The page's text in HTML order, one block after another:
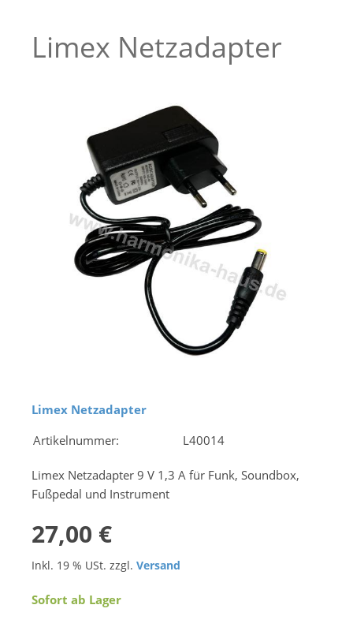
Limex Netzadapter
Limex Netzadapter
Artikelnummer:
L40014
Limex Netzadapter 9 V 1,3 A für Funk, Soundbox,
Fußpedal und Instrument
27,00 €
Inkl. 19 % USt. zzgl. Versand
Sofort ab Lager